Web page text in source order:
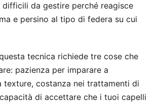
da gestire perché reagisce
e persino al tipo di federa su cui
tecnica richiede tre cose che
pazienza per imparare a
texture, costanza nei trattamenti di
di accettare che i tuoi capelli